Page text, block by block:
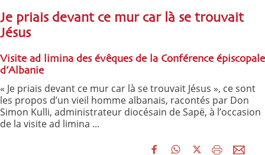
Je priais devant ce mur car là se trouvait
Jésus
Visite ad limina des évêques de la Conférence épiscopale
d’Albanie
« Je priais devant ce mur car là se trouvait Jésus », ce sont
les propos d’un vieil homme albanais, racontés par Don
Simon Kulli, administrateur diocésain de Sapë, à l’occasion
de la visite ad limina ...